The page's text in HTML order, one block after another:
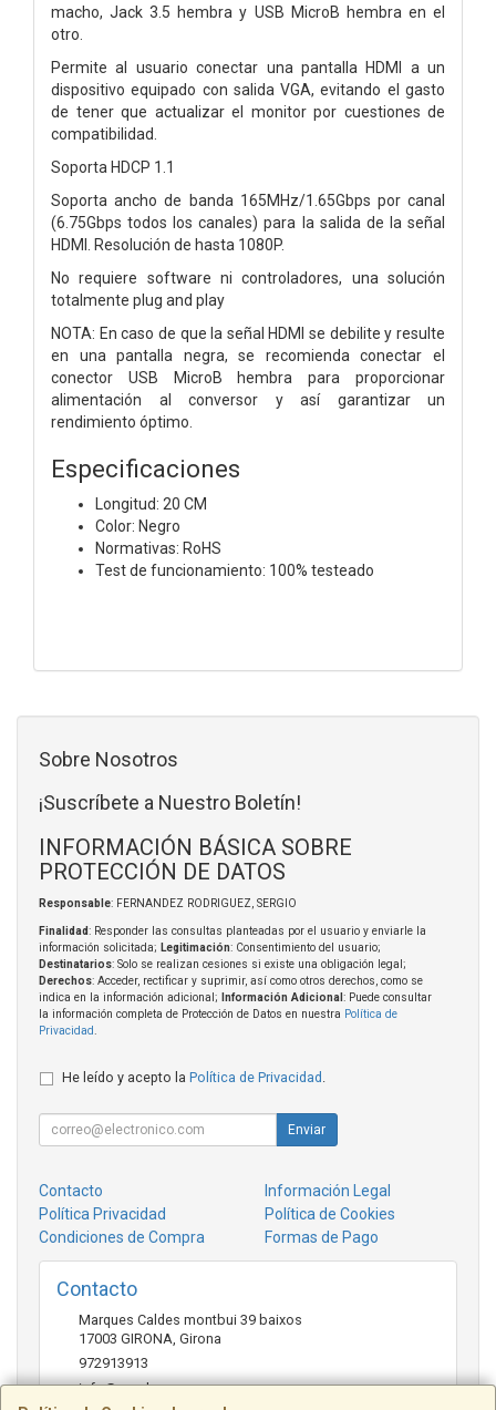
macho, Jack 3.5 hembra y USB MicroB hembra en el
otro.
Permite al usuario conectar una pantalla HDMI a un
dispositivo equipado con salida VGA, evitando el gasto
de tener que actualizar el monitor por cuestiones de
compatibilidad.
Soporta HDCP 1.1
Soporta ancho de banda 165MHz/1.65Gbps por canal
(6.75Gbps todos los canales) para la salida de la señal
HDMI. Resolución de hasta 1080P.
No requiere software ni controladores, una solución
totalmente plug and play
NOTA: En caso de que la señal HDMI se debilite y resulte
en una pantalla negra, se recomienda conectar el
conector USB MicroB hembra para proporcionar
alimentación al conversor y así garantizar un
rendimiento óptimo.
Especificaciones
Longitud: 20 CM
Color: Negro
Normativas: RoHS
Test de funcionamiento: 100% testeado
Sobre Nosotros
¡Suscríbete a Nuestro Boletín!
INFORMACIÓN BÁSICA SOBRE
PROTECCIÓN DE DATOS
Responsable: FERNANDEZ RODRIGUEZ, SERGIO
Finalidad: Responder las consultas planteadas por el usuario y enviarle la
información solicitada; Legitimación: Consentimiento del usuario;
Destinatarios: Solo se realizan cesiones si existe una obligación legal;
Derechos: Acceder, rectificar y suprimir, así como otros derechos, como se
indica en la información adicional;
Información Adicional : Puede consultar
la información completa de Protección de Datos en nuestra Política de
Privacidad
He leído y acepto la Política de Privacidad
Enviar
Contacto
Información Legal
Política Privacidad
Política de Cookies
Condiciones de Compra
Formas de Pago
Contacto
Marques Caldes montbui 39 baixos
17003 GIRONA Girona
972913913
info@crosbuy.com